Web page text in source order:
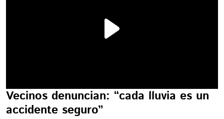
Vecinos denuncian: “cada lluvia es un
accidente seguro”